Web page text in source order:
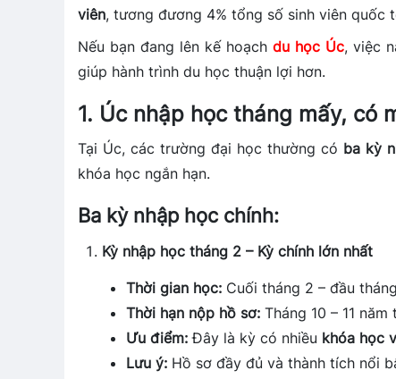
viên, tương đương 4% tổng số sinh viên quốc
Nếu bạn đang lên kế hoạch du học Úc, việc
giúp hành trình du học thuận lợi hơn.
1. Úc nhập học tháng mấy, có
Tại Úc, các trường đại học thường có ba kỳ
khóa học ngắn hạn.
Ba kỳ nhập học chính:
Kỳ nhập học tháng 2 – Kỳ chính lớn nhất
Thời gian học: Cuối tháng 2 – đầu
Thời hạn nộp hồ sơ: Tháng 10 – 11 năm
Ưu điểm: Đây là kỳ có nhiều khóa học
Lưu ý: Hồ sơ đầy đủ và thành tích nổi